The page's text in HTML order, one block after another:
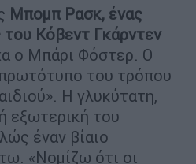
Μπομπ Ρασκ, ένας
Κόβεντ Γκάρντεν
ο Μπάρι Φόστερ. Ο
του τρόπου
Η γλυκύτατη,
εξωτερική του
έναν βίαιο
«Νομίζω ότι οι